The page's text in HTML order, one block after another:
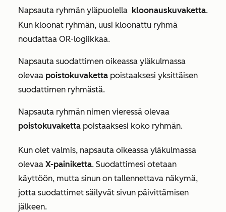
Napsauta ryhmän yläpuolella kloonauskuvaketta.
Kun kloonat ryhmän, uusi kloonattu ryhmä
noudattaa OR-logiikkaa.
Napsauta suodattimen oikeassa yläkulmassa
olevaa poistokuvaketta poistaaksesi yksittäisen
suodattimen ryhmästä.
Napsauta ryhmän nimen vieressä olevaa
poistokuvaketta poistaaksesi koko ryhmän.
Kun olet valmis, napsauta oikeassa yläkulmassa
olevaa X-painiketta. Suodattimesi otetaan
käyttöön, mutta sinun on tallennettava näkymä,
jotta suodattimet säilyvät sivun päivittämisen
jälkeen.